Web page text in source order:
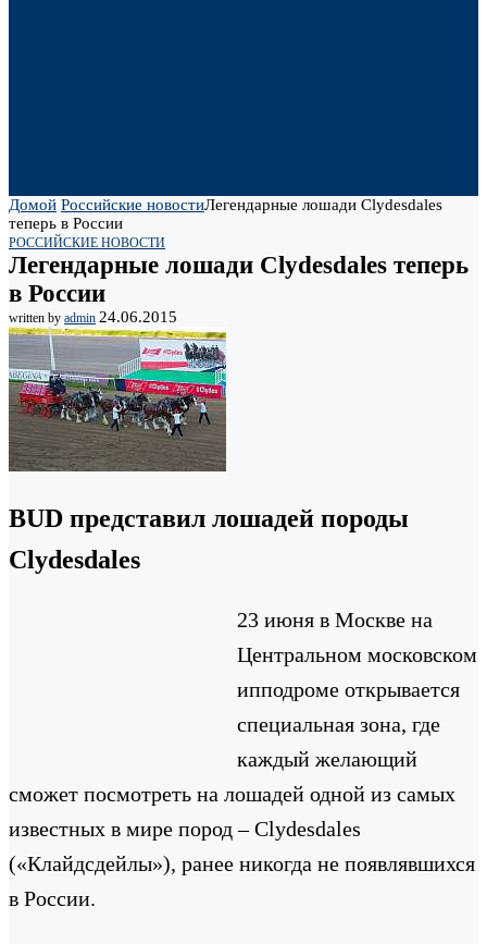
Домой Российские новостиЛегендарные лошади Clydesdales
теперь в России
РОССИЙСКИЕ НОВОСТИ
Легендарные лошади Clydesdales теперь
в России
written by admin 24.06.2015
BUD представил лошадей породы
Clydesdales
23 июня в Москве на
Центральном московском
ипподроме открывается
специальная зона, где
каждый желающий
сможет посмотреть на лошадей одной из самых
известных в мире пород – Clydesdales
(«Клайдсдейлы»), ранее никогда не появлявшихся
в России.